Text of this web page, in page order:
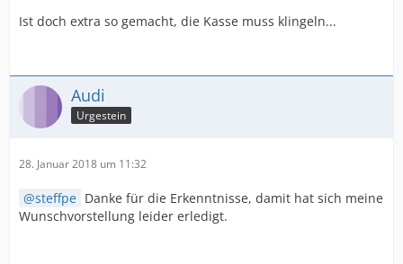
Ist doch extra so gemacht, die Kasse muss klingeln...
Audi
Urgestein
28. Januar 2018 um 11:32
steffpe Danke für die Erkenntnisse, damit hat sich meine
Wunschvorstellung leider erledigt.